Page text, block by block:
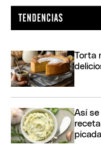
Torta
Así
picada